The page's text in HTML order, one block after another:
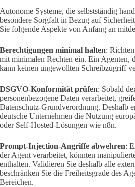
Autonome Systeme, die selbstständig
besondere Sorgfalt in Bezug auf
Sie folgende Aspekte von Anfang an
Berechtigungen minimal halten:
mit minimalen Rechten ein. Ein Agenten,
kann keinen ungewollten Schreibzugriff
DSGVO-Konformität prüfen: Sobald
personenbezogene Daten verarbeitet,
Datenschutz-Grundverordnung. Deshalb
deutsche Unternehmen die Nutzung
oder Self-Hosted-Lösungen wie n8n.
Prompt-Injection-Angriffe abwehren:
der Agent verarbeitet, könnten
enthalten. Validieren Sie deshalb alle
beschränken Sie die Freiheitsgrade des
Bereichen.